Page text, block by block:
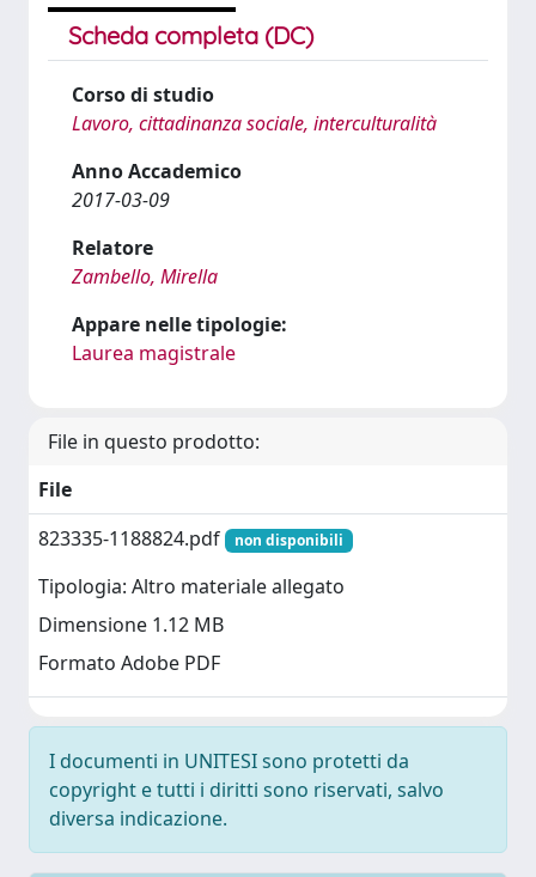
Scheda completa (DC)
Corso di studio
Lavoro, cittadinanza sociale, interculturalità
Anno Accademico
2017-03-09
Relatore
Zambello, Mirella
Appare nelle tipologie:
Laurea magistrale
File in questo prodotto:
File
823335-1188824.pdf
non disponibili
Tipologia: Altro materiale allegato
Dimensione 1.12 MB
Formato Adobe PDF
I documenti in UNITESI sono protetti da
copyright e tutti i diritti sono riservati, salvo
diversa indicazione.